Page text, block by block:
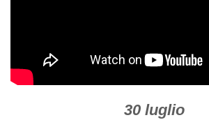
30 luglio